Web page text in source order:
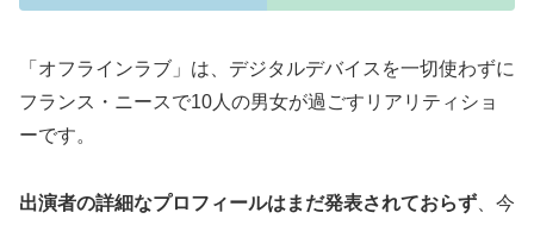
「オフラインラブ」は、デジタルデバイスを一切使わずに
フランス・ニースで10人の男女が過ごすリアリティショ
ーです。
出演者の詳細なプロフィールはまだ発表されておらず 、今